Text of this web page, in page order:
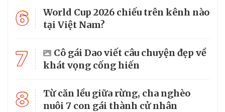
6
World Cup 2026 chiếu trên kênh nào
tại Việt Nam?
7
Cô gái Dao viết câu chuyện đẹp về
khát vọng cống hiến
8
Từ căn lều giữa rừng, cha nghèo
nuôi 7 con gái thành cử nhân